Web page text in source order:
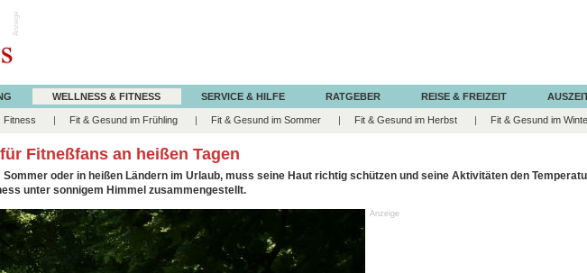
Anzeige
WELLNESS & FITNESS SERVICE & HILFE RATGEBER REISE & FREIZEIT
Fitness Fit & Gesund im Frühling Fit & Gesund im Sommer Fit & Gesund im Herbst Fit & Gesund im
Fitneßfans an heißen Tagen
oder in heißen Ländern im Urlaub, muss seine Haut richtig schützen und seine Aktivitäten den
unter sonnigem Himmel zusammengestellt.
Anzeige